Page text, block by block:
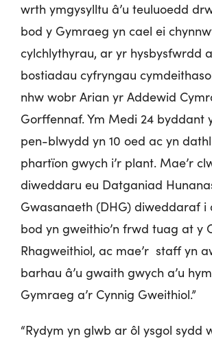
wrth ymgysylltu â’u teuluoedd
bod y Gymraeg yn cael ei
cylchlythyrau, ar yr hysbysfwrdd
bostiadau cyfryngau
nhw wobr Arian yr Addewid
Gorffennaf. Ym Medi 24 byddant
pen-blwydd yn 10 oed ac yn
phartïon gwych i’r plant. Mae’r
diweddaru eu Datganiad
Gwasanaeth (DHG) diweddaraf i
bod yn gweithio’n frwd tuag at y
Rhagweithiol, ac mae’r staff yn
barhau â’u gwaith gwych a’u
Gymraeg a’r Cynnig Gweithiol.”
“Rydym yn glwb ar ôl ysgol sydd